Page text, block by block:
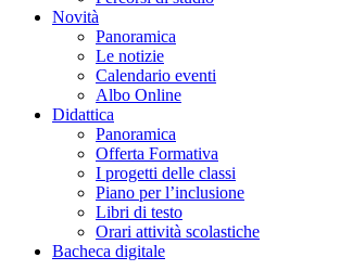
Novità
Panoramica
Le notizie
Calendario eventi
Albo Online
Didattica
Panoramica
Offerta Formativa
I progetti delle classi
Piano per l’inclusione
Libri di testo
Orari attività scolastiche
Bacheca digitale